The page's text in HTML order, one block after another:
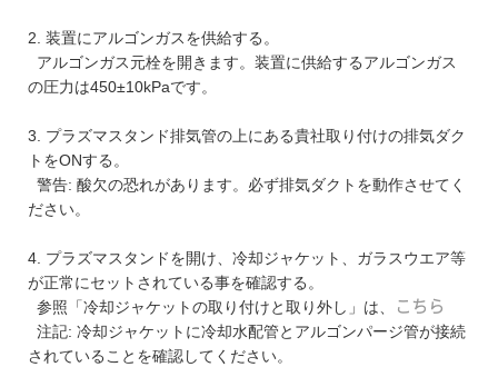
2. 装置にアルゴンガスを供給する。
アルゴンガス元栓を開きます。装置に供給するアルゴンガス
の圧力は450±10kPaです。
3. プラズマスタンド排気管の上にある貴社取り付けの排気ダク
トをONする。
警告: 酸欠の恐れがあります。必ず排気ダクトを動作させてく
ださい。
4. プラズマスタンドを開け、冷却ジャケット、ガラスウエア等
が正常にセットされている事を確認する。
参照「冷却ジャケットの取り付けと取り外し」は、
こちら
注記: 冷却ジャケットに冷却水配管とアルゴンパージ管が接続
されていることを確認してください。